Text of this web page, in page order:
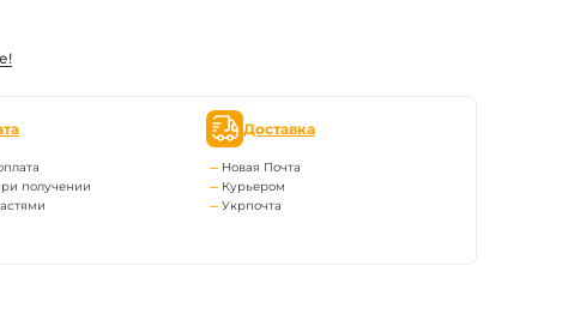
получении
Доставка
Новая Почта
Курьером
Укрпочта